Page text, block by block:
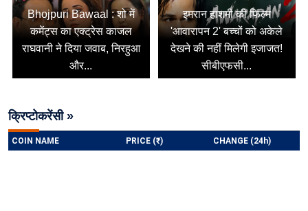
Bhojpuri Bawaal : शो में
कमेंट्स का एक्ट्रेस काजल
राघवानी ने दिया जवाब, निरहुआ
और...
इमरान हाशमी की फिल्म
'आवारापन 2' बच्चों को अकेले
देखने की नहीं मिलेगी इजाजत!
सीबीएफसी...
क्रिप्टोकरेंसी »